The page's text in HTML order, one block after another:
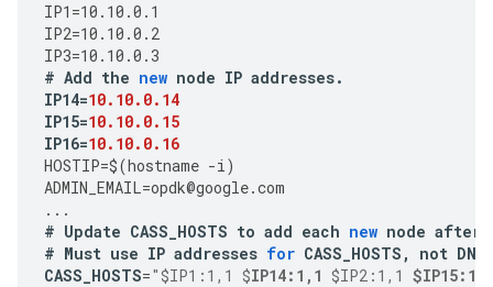
IP1 =10.10.0.1
IP2=10.10.0.2
IP3=10.10.0.3
# Add the new node IP addresses.
IP14=10.10.0.14
IP15=10.10.0.15
IP16=10.10.0.16
HOSTIP=$(hostname -i)
ADMIN_EMAIL=opdk@google.com
...
# Update CASS_HOSTS to add each new node after
# Must use IP addresses for CASS_HOSTS , not DNS
CASS_HOSTS="$IP1:1,1 $IP14:1,1 $IP2:1,1 $IP15:1,1